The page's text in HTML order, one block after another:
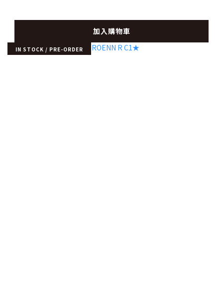
加入購物車
IN STOCK / PRE-ORDER